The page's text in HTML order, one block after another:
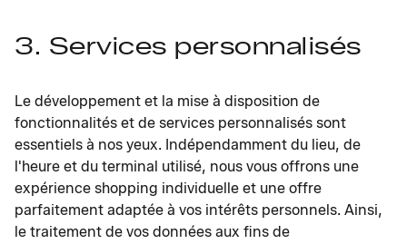
3. Services personnalisés
Le développement et la mise à disposition de
fonctionnalités et de services personnalisés sont
essentiels à nos yeux. Indépendamment du lieu, de
l'heure et du terminal utilisé, nous vous offrons une
expérience shopping individuelle et une offre
parfaitement adaptée à vos intérêts personnels. Ainsi,
le traitement de vos données aux fins de